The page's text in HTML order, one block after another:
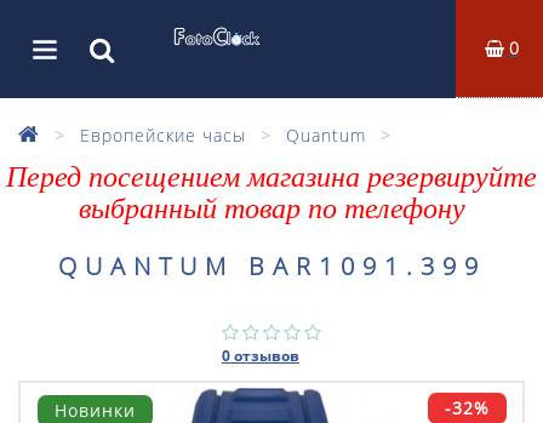
0
Европейские часы Quantum
Перед посещением магазина резервируйте
выбранный товар по телефону
QUANTUM BAR1091.399
0 отзывов
Новинки -32%